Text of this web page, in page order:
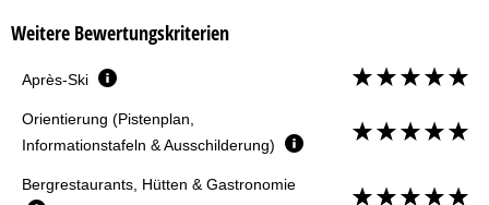
Weitere Bewertungskriterien
Après-Ski
Orientierung (Pistenplan,
Informationstafeln & Ausschilderung)
Bergrestaurants, Hütten & Gastronomie